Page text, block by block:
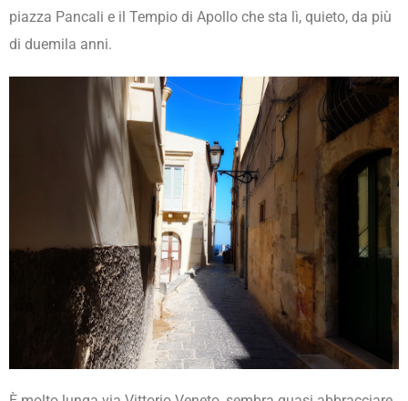
piazza Pancali e il Tempio di Apollo che sta lì, quieto, da più
di duemila anni.